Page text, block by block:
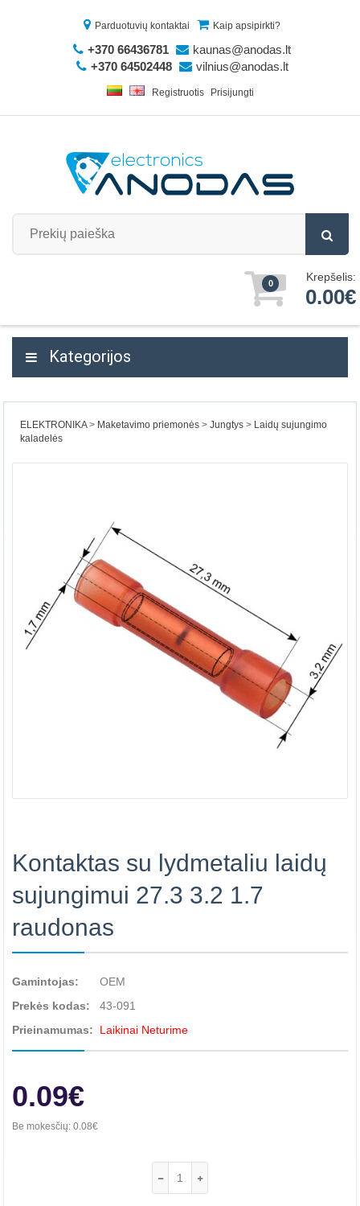
Parduotuvių kontaktai Kaip apsipirkti?
+370 66436781
kaunas@anodas.lt
+370 64502448
vilnius@anodas.lt
Registruotis Prisijungti
0 Krepšelis:
0.00€
Kategorijos
ELEKTRONIKA Maketavimo priemonės Jungtys
Laidų sujungimo
kaladelės
Kontaktas su lydmetaliu laidų
sujungimui 27.3 3.2 1.7
raudonas
Gamintojas:
OEM
Prekės kodas:
43-091
Prieinamumas:
Laikinai Neturime
0.09€
Be mokesčių: 0.08€